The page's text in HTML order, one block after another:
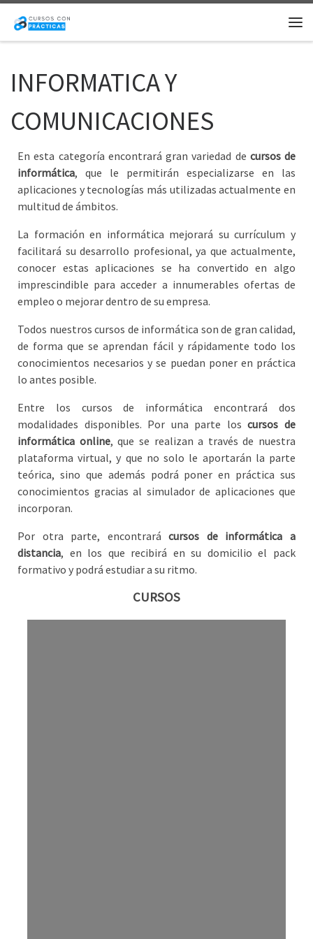
Saltar al contenido
INFORMATICA Y
COMUNICACIONES
En esta categoría encontrará gran variedad de cursos de
informática, que le permitirán especializarse en las
aplicaciones y tecnologías más utilizadas actualmente en
multitud de ámbitos.
La formación en informática mejorará su currículum y
facilitará su desarrollo profesional, ya que actualmente,
conocer estas aplicaciones se ha convertido en algo
imprescindible para acceder a innumerables ofertas de
empleo o mejorar dentro de su empresa.
Todos nuestros cursos de informática son de gran calidad,
de forma que se aprendan fácil y rápidamente todo los
conocimientos necesarios y se puedan poner en práctica
lo antes posible.
Entre los cursos de informática encontrará dos
modalidades disponibles. Por una parte loscursos de
informática online, que se realizan a través de nuestra
plataforma virtual, y que no solo le aportarán la parte
teórica, sino que además podrá poner en práctica sus
conocimientos gracias al simulador de aplicaciones que
incorporan.
Por otra parte, encontrarácursos de informática a
distancia, en los que recibirá en su domicilio el pack
formativo y podrá estudiar a su ritmo.
CURSOS